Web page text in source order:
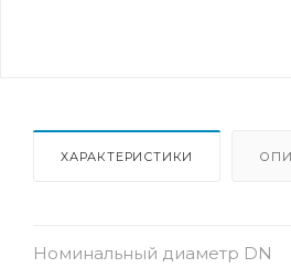
ХАРАКТЕРИСТИКИ
Номинальный диаметр DN